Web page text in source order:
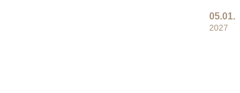
05.01.
2027